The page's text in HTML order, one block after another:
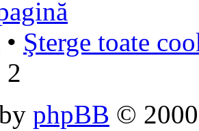
• Şterge toate
2
phpBB ©